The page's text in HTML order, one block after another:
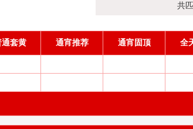
共
通套黄 通宵推荐 通宵固顶 全